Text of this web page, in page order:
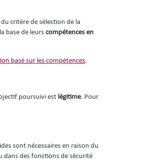
critère de sélection de la
base de leurscompétences en
basé sur les compétences.
poursuivi est légitime. Pour
sont nécessaires en raison du
des fonctions de sécurité